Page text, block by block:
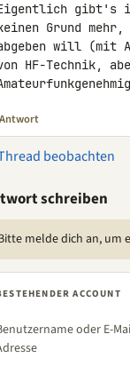
gibt's
Grund
will (mit
HF-Technik,
Antwort
beobachten
schreiben
melde dich an, um
ACCOUNT
oder E-